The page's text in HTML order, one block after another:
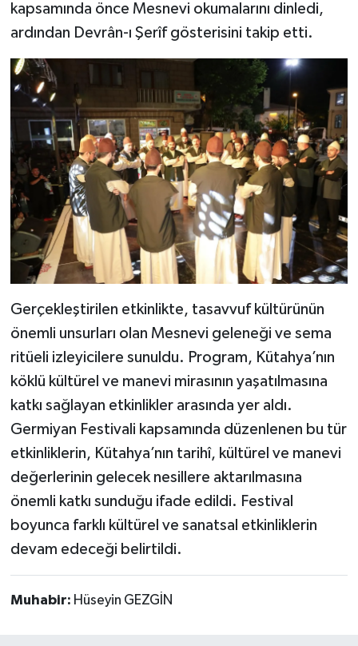
kapsamında önce Mesnevi okumalarını dinledi,
ardından Devrân-ı Şerîf gösterisini takip etti.
Gerçekleştirilen etkinlikte, tasavvuf kültürünün
önemli unsurları olan Mesnevi geleneği ve sema
ritüeli izleyicilere sunuldu. Program, Kütahya’nın
köklü kültürel ve manevi mirasının yaşatılmasına
katkı sağlayan etkinlikler arasında yer aldı.
Germiyan Festivali kapsamında düzenlenen bu tür
etkinliklerin, Kütahya’nın tarihî, kültürel ve manevi
değerlerinin gelecek nesillere aktarılmasına
önemli katkı sunduğu ifade edildi. Festival
boyunca farklı kültürel ve sanatsal etkinliklerin
devam edeceği belirtildi.
Muhabir: Hüseyin GEZGİN